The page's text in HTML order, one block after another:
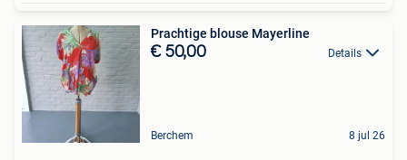
Prachtige blouse Mayerline
€ 50,00 Details
Berchem 8 jul 26